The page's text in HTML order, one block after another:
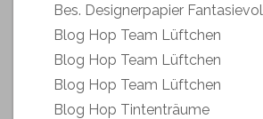
Bes. Designerpapier
Blog Hop Team Lüftchen
Blog Hop Team Lüftchen
Blog Hop Team Lüftchen
Blog Hop Tintenträume